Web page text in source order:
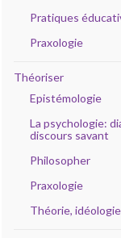
Pratiques
Praxologie
Théoriser
Epistémologie
La psychologie:
discours savant
Philosopher
Praxologie
Théorie,